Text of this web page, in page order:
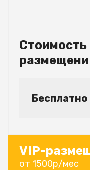
Стоимость
Бесплатно
VIP-
от 1500р/мес